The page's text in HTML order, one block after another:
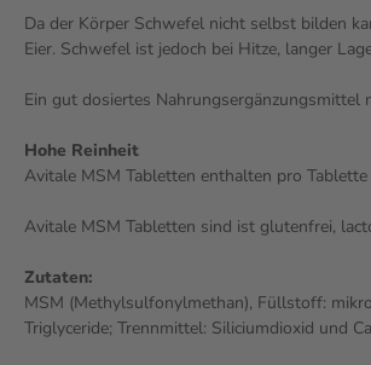
Da der Körper Schwefel nicht selbst bilden
Eier. Schwefel ist jedoch bei Hitze, langer
Ein gut dosiertes
Hohe Reinheit
Avitale MSM Tabletten enthalten pro
Avitale MSM Tabletten sind ist glutenfrei,
Zutaten:
MSM (Methylsulfonylmethan), Füllstoff:
Triglyceride; Trennmittel: Siliciumdioxid und